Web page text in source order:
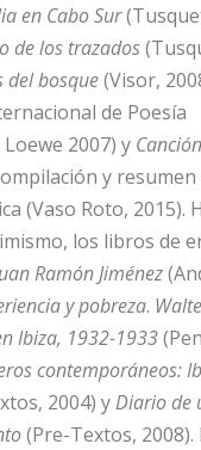
en Cabo Sur
de los trazados
del bosque(Visor,
de Poesía
2007) y
y resumen
(Vaso Roto, 2015).
los libros de
Ramón Jiménez
y pobreza.
Ibiza, 1932-1933
contemporáneos:
2004) yDiario de
(Pre-Textos, 2008).